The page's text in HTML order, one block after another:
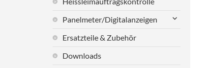
Panelmeter/Digitalanzeigen
untermenü
Ersatzteile & Zubehör
Downloads